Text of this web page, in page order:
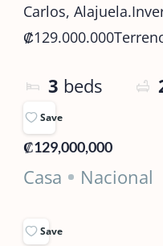
Carlos,
3 beds
Save
₡129,000,000
Casa Nacional
Save